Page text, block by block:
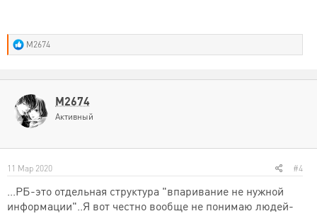
Р
е
и
и
:
M2674
M2674
Активный
11 Мар 2020 #4
...РБ-это отдельная структура "впаривание не нужной
информации"..Я вот честно вообще не понимаю людей-